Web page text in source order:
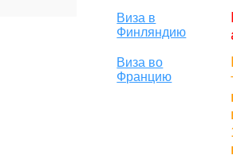
Виза в
Финляндию
Виза во
Францию